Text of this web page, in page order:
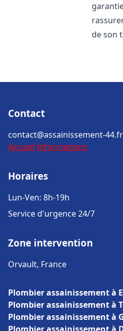
de son
Contact
contact@assainissement-44.fr
Accueil Informations
Horaires
Lun-Ven: 8h-19h
Service d'urgence 24/7
Zone intervention
Orvault, France
Plombier assainissement à
Plombier assainissement à
Plombier assainissement à